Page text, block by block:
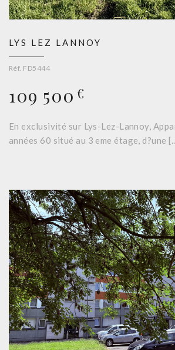
LYS LEZ LANNOY
Réf. FD5444
109 500 €
En exclusivité sur Lys-Lez-Lannoy,
années 60 situé au 3 eme étage, d?une